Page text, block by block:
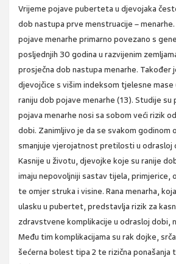
Vrijeme pojave puberteta u djevojaka
dob nastupa prve menstruacije –
pojave menarhe primarno povezano s
posljednjih 30 godina u razvijenim
prosječna dob nastupa menarhe. Također
djevojčice s višim indeksom tjelesne mase
raniju dob pojave menarhe (13). Studije su
pojava menarhe nosi sa sobom veći rizik
dobi. Zanimljivo je da se svakom godinom
smanjuje vjerojatnost pretilosti u odrasloj
Kasnije u životu, djevojke koje su ranije
imaju nepovoljniji sastav tijela, primjerice,
te omjer struka i visine. Rana menarha,
ulasku u pubertet, predstavlja rizik za
zdravstvene komplikacije u odrasloj dobi,
Među tim komplikacijama su rak dojke,
šećerna bolest tipa 2 te rizična ponašanja